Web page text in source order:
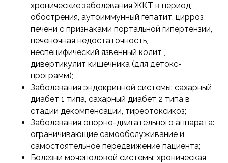
хронические заболевания ЖКТ в период
обострения, аутоиммунный гепатит, цирроз
печени с признаками портальной гипертензии,
печеночная недостаточность,
неспецифический язвенный колит ,
дивертикулит кишечника (для детокс-
программ);
Заболевания эндокринной системы: сахарный
диабет 1 типа, сахарный диабет 2 типа в
стадии декомпенсации, тиреотоксикоз;
Заболевания опорно-двигательного аппарата:
ограничивающие самообслуживание и
самостоятельное передвижение пациента;
Болезни мочеполовой системы: хроническая